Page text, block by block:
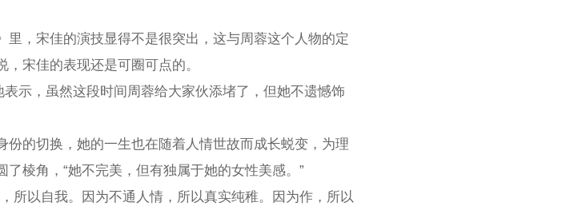
，宋佳的演技显得不是很突出，这与周蓉这个人物的定
宋佳的表现还是可圈可点的。
示，虽然这段时间周蓉给大家伙添堵了，但她不遗憾饰
的切换，她的一生也在随着人情世故而成长蜕变，为理
棱角，“她不完美，但有独属于她的女性美感。”
所以自我。因为不通人情，所以真实纯稚。因为作，所以